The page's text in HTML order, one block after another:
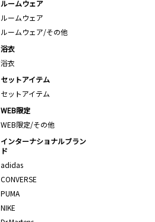
ルームウェア
ルームウェア
ルームウェア/その他
浴衣
浴衣
セットアイテム
セットアイテム
WEB限定
WEB限定/その他
インターナショナルブラン
ド
adidas
CONVERSE
PUMA
NIKE